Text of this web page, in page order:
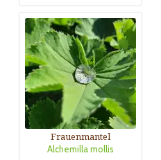
Frauenmantel
Alchemilla mollis